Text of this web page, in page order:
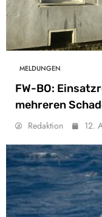
MELDUNGEN
FW-BO:
mehreren
Redaktion 12.